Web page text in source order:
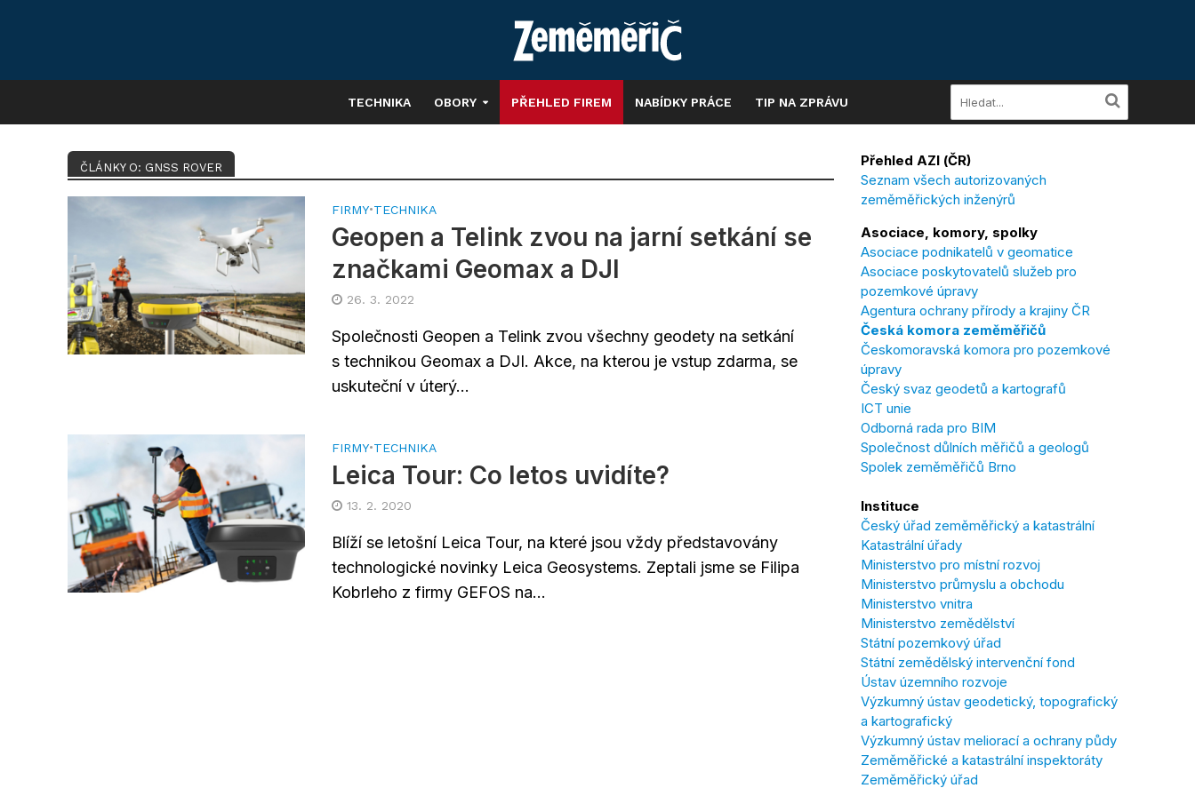
TECHNIKA OBORY PŘEHLED FIREM NABÍDKY PRÁCE TIP NA ZPRÁVU
ČLÁNKY O: GNSS ROVER
FIRMY•TECHNIKA
Geopen a Telink zvou na jarní setkání se
značkami Geomax a DJI
26. 3. 2022
Společnosti Geopen a Telink zvou všechny geodety na setkání
s technikou Geomax a DJI. Akce, na kterou je vstup zdarma, se
uskuteční v úterý...
FIRMY•TECHNIKA
Leica Tour: Co letos uvidíte?
13. 2. 2020
Blíží se letošní Leica Tour, na které jsou vždy představovány
technologické novinky Leica Geosystems. Zeptali jsme se Filipa
Kobrleho z firmy GEFOS na...
Přehled AZI (ČR)
Seznam všech autorizovaných
zeměměřických inženýrů
Asociace, komory, spolky
Asociace podnikatelů v geomatice
Asociace poskytovatelů služeb pro
pozemkové úpravy
Agentura ochrany přírody a krajiny ČR
Česká komora zeměměřičů
Českomoravská komora pro pozemkové
úpravy
Český svaz geodetů a kartografů
ICT unie
Odborná rada pro BIM
Společnost důlních měřičů a geologů
Spolek zeměměřičů Brno
Instituce
Český úřad zeměměřický a katastrální
Katastrální úřady
Ministerstvo pro místní rozvoj
Ministerstvo průmyslu a obchodu
Ministerstvo vnitra
Ministerstvo zemědělství
Státní pozemkový úřad
Státní zemědělský intervenční fond
Ústav územního rozvoje
Výzkumný ústav geodetický, topografický
a kartografický
Výzkumný ústav meliorací a ochrany půdy
Zeměměřické a katastrální inspektoráty
Zeměměřický úřad